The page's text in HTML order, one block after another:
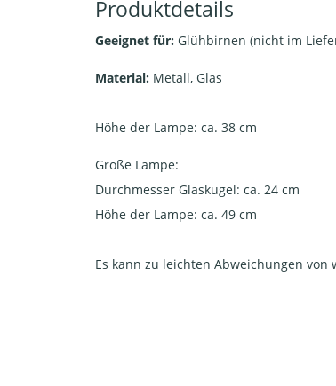
Produktdetails
Geeignet für: Glühbirnen (nicht im
Material: Metall, Glas
Höhe der Lampe: ca. 38 cm
Große Lampe:
Durchmesser Glaskugel: ca. 24 cm
Höhe der Lampe: ca. 49 cm
Es kann zu leichten Abweichungen